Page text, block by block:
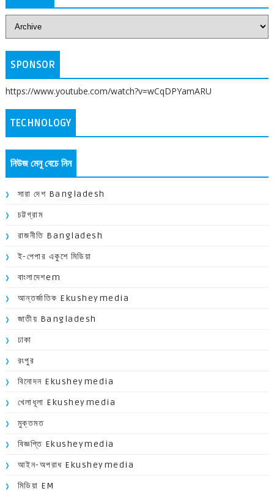
SPONSOR
https://www.youtube.com/watch?v=wCqDPYamARU
TECHNOLOGY
নিউজ মেনু বেচে নিন
সারা দেশ Bangladesh
চট্টগ্রাম
রাজনীতি Bangladesh
ই-পেপার একুশে মিডিয়া
বাংলাদেশem
আন্তর্জাতিক Ekusheymedia
জাতীয় Bangladesh
ঢাকা
রংপুর
বিনোদন Ekusheymedia
খেলাধূলা Ekusheymedia
মুক্তমত
বিজ্ঞপ্তি Ekusheymedia
আইন-অপরাধ Ekusheymedia
মিডিয়া EM